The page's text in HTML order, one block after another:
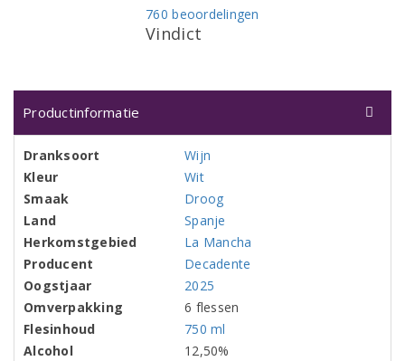
Vindict
760 beoordelingen
Productinformatie
Dranksoort
Wijn
Kleur
Wit
Smaak
Droog
Land
Spanje
Herkomstgebied
La Mancha
Producent
Decadente
Oogstjaar
2025
Omverpakking
6 flessen
Flesinhoud
750 ml
Alcohol
12,50%